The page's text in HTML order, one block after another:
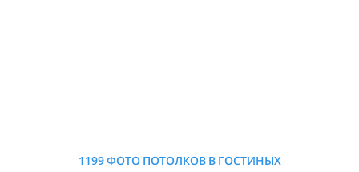
1199 ФОТО ПОТОЛКОВ В ГОСТИНЫХ